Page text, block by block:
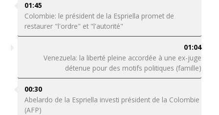
01:45
Colombie: le président de la Espriella promet de
restaurer "l'ordre" et "l'autorité"
01:04
Venezuela: la liberté pleine accordée à une ex-juge
détenue pour des motifs politiques (famille)
00:30
Abelardo de la Espriella investi président de la Colombie
(AFP)